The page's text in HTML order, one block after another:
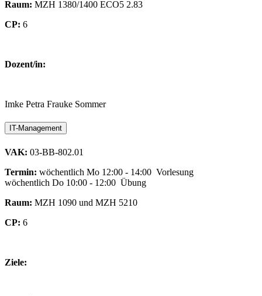
Raum: MZH 1380/1400 ECO5 2.83
CP: 6
Dozent/in:
Imke Petra Frauke Sommer
IT-Management
VAK: 03-BB-802.01
Termin: wöchentlich Mo 12:00 - 14:00 Vorlesung
wöchentlich Do 10:00 - 12:00 Übung
Raum: MZH 1090 und MZH 5210
CP: 6
Ziele: